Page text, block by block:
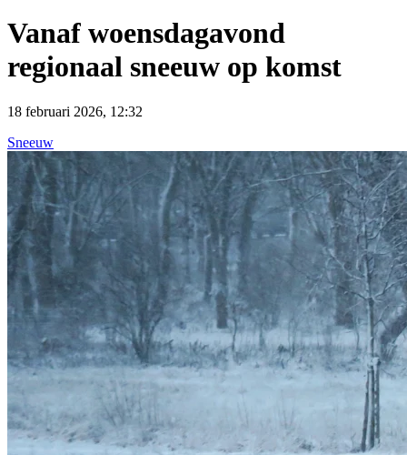
Vanaf woensdagavond
regionaal sneeuw op komst
18 februari 2026, 12:32
Sneeuw